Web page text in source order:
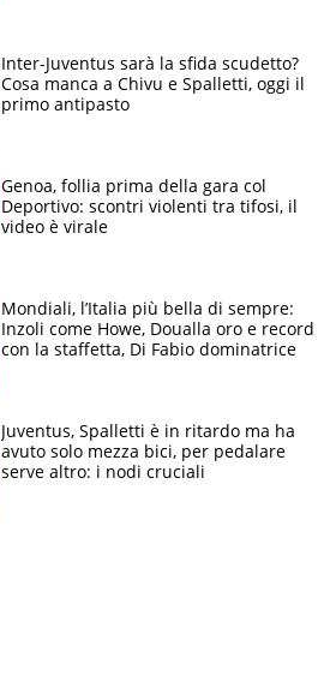
Inter-Juventus sarà la sfida scudetto?
Cosa manca a Chivu e Spalletti, oggi il
primo antipasto
Genoa, follia prima della gara col
Deportivo: scontri violenti tra tifosi, il
video è virale
Mondiali, l’Italia più bella di sempre:
Inzoli come Howe, Doualla oro e record
con la staffetta, Di Fabio dominatrice
Juventus, Spalletti è in ritardo ma ha
avuto solo mezza bici, per pedalare
serve altro: i nodi cruciali